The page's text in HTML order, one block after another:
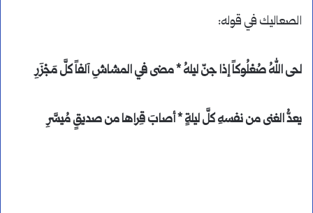
الصعاليك في قوله:
لحى اللهُ صُعْلُوكاً إذا جنّ ليلهُ * مضى في المشاشِ آلفاً كلَّ مَجْزَرِ
يعدُّ الغنى من نفسهِ كلَّ ليلةٍ * أصابَ قِراها من صديقٍ مُيسَّرِ